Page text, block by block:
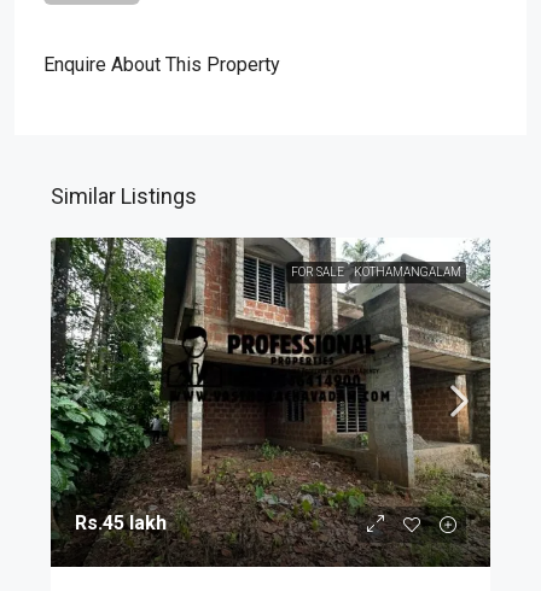
Enquire About This Property
Similar Listings
FOR SALE KOTHAMANGALAM
Rs.45 lakh